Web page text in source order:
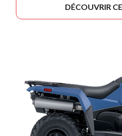
DÉCOUVRIR